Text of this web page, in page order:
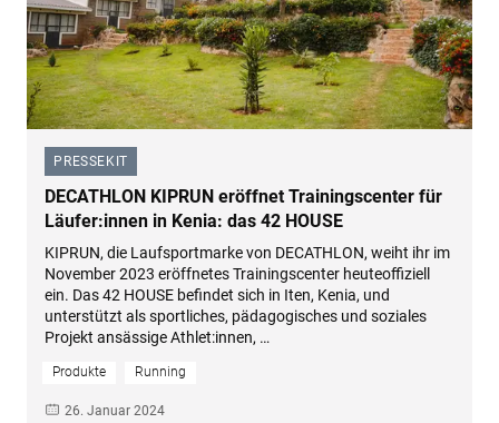
PRESSEKIT
–
DECATHLON KIPRUN eröffnet Trainingscenter für
Läufer:innen in Kenia: das 42 HOUSE
KIPRUN, die Laufsportmarke von DECATHLON, weiht ihr im
November 2023 eröffnetes Trainingscenter heuteoffiziell
ein. Das 42 HOUSE befindet sich in Iten, Kenia, und
unterstützt als sportliches, pädagogisches und soziales
Projekt ansässige Athlet:innen, …
Produkte Running
26. Januar 2024